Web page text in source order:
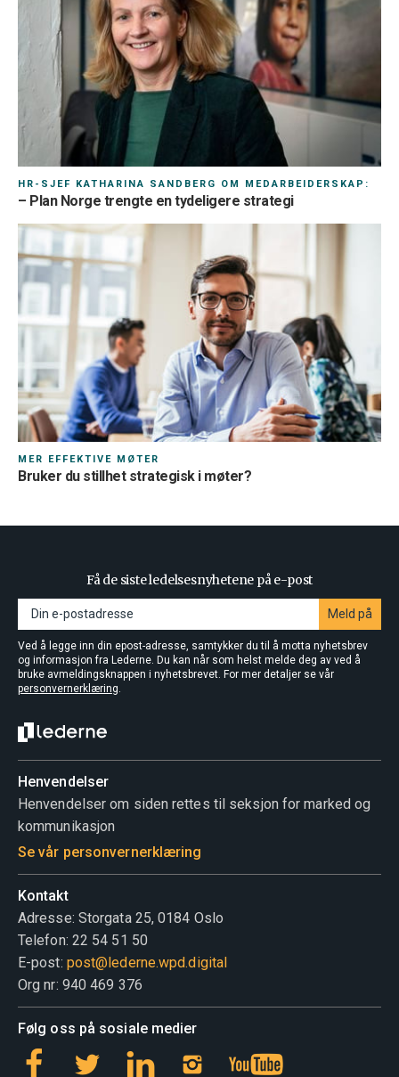
Land*
Pass på å fylle ut korrekt kode så du får din fordel
Innmelding
01.08.2026
Hvordan betale kontingenten?
Lønnstrekk
E-faktura
Første månedskontingent blir sendt direkte til deg, før lønnstrekk
opprettes.
Arbeidsgiver
Skjule ditt medlemskap for arbeidsgiver og øvrige
medlemmer?
Ble du rekruttert?
Mer info om rekruttering her
Tilleggsinformasjon
HR-SJEF KATHARINA SANDBERG OM MEDARBEIDERSKAP:
– Plan Norge trengte en tydeligere strategi
MER EFFEKTIVE MØTER
Bruker du stillhet strategisk i møter?
Få de siste ledelsesnyhetene på e-post
Meld på
Ved å legge inn din epost-adresse, samtykker du til å motta nyhetsbrev
og informasjon fra Lederne. Du kan når som helst melde deg av ved å
bruke avmeldingsknappen i nyhetsbrevet. For mer detaljer se vår
personvernerklæring
Henvendelser
Henvendelser om siden rettes til seksjon for marked og
kommunikasjon
Se vår personvernerklæring
Kontakt
Adresse: Storgata 25, 0184 Oslo
Telefon: 22 54 51 50
E-post: post@lederne.wpd.digital
Org nr: 940 469 376
Følg oss på sosiale medier